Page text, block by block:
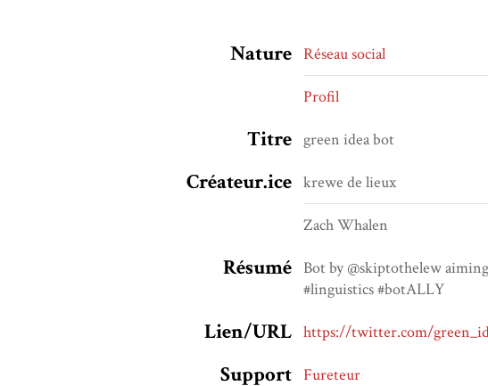
Nature Réseau social
Profil
Titre green idea bot
Créateur.ice krewe de lieux
Zach Whalen
Résumé Bot by @skiptothelew
#linguistics #botALLY
Lien/URL https://twitter.com/
Support Fureteur